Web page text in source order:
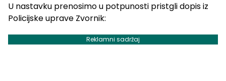
U nastavku prenosimo u potpunosti pristgli dopis iz
Policijske uprave Zvornik:
Reklamni sadržaj